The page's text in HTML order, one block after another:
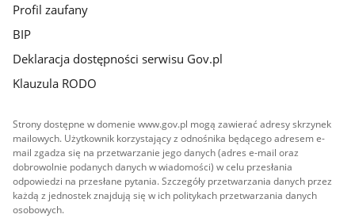
Profil zaufany
BIP
Deklaracja dostępności serwisu Gov.pl
Klauzula RODO
Strony dostępne w domenie www.gov.pl mogą zawierać adresy skrzynek
mailowych. Użytkownik korzystający z odnośnika będącego adresem e-
mail zgadza się na przetwarzanie jego danych (adres e-mail oraz
dobrowolnie podanych danych w wiadomości) w celu przesłania
odpowiedzi na przesłane pytania. Szczegóły przetwarzania danych przez
każdą z jednostek znajdują się w ich politykach przetwarzania danych
osobowych.